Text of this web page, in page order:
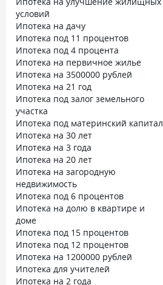
условий
Ипотека на дачу
Ипотека под 11 процентов
Ипотека под 4 процента
Ипотека на первичное жилье
Ипотека на 3500000 рублей
Ипотека на 21 год
Ипотека под залог земельного
участка
Ипотека под материнский капитал
Ипотека на 30 лет
Ипотека на 3 года
Ипотека на 20 лет
Ипотека на загородную
недвижимость
Ипотека под 6 процентов
Ипотека на долю в квартире и
доме
Ипотека под 15 процентов
Ипотека под 12 процентов
Ипотека на 1200000 рублей
Ипотека для учителей
Ипотека на 2 года